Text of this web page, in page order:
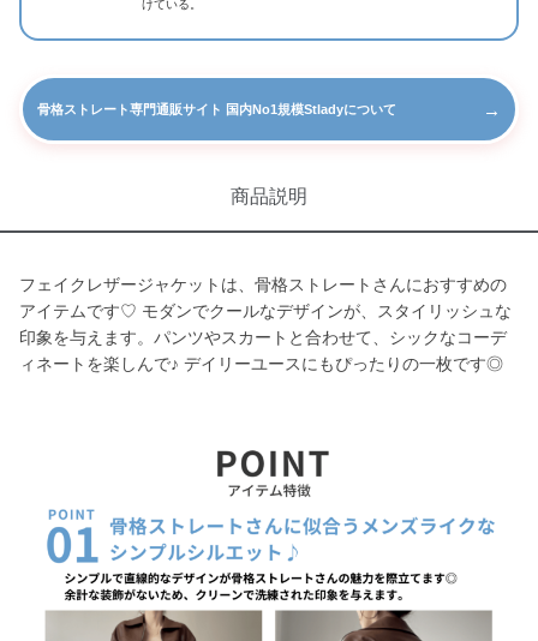
けている。
骨格ストレート専門通販サイト 国内No1規模Stladyについて →
商品説明
フェイクレザージャケットは、骨格ストレートさんにおすすめの
アイテムです♡ モダンでクールなデザインが、スタイリッシュな
印象を与えます。パンツやスカートと合わせて、シックなコーデ
ィネートを楽しんで♪ デイリーユースにもぴったりの一枚です◎